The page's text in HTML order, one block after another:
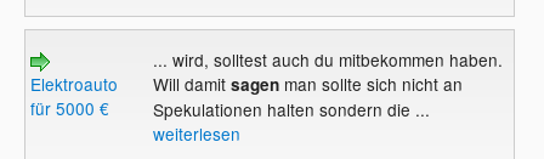
Elektroauto
für 5000 €
... wird, solltest auch du mitbekommen haben.
Will damitsagenman sollte sich nicht an
Spekulationen halten sondern die ...
weiterlesen